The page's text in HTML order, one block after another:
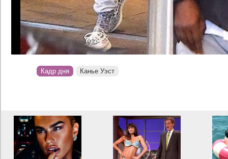
Кадр дня Канье Уэст